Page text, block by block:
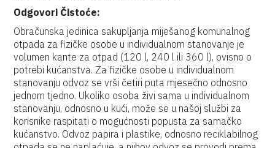
Odgovori Čistoće:
Obračunska jedinica sakupljanja miješanog komunalnog
otpada za fizičke osobe u individualnom stanovanje je
volumen kante za otpad (120 l, 240 l ili 360 l), ovisno o
potrebi kućanstva. Za fizičke osobe u individualnom
stanovanju odvoz se vrši četiri puta mjesečno odnosno
jednom tjedno. Ukoliko osoba živi sama u individualnom
stanovanju, odnosno u kući, može se u našoj službi za
korisnike raspitati o mogućnosti popusta za samačko
kućanstvo. Odvoz papira i plastike, odnosno reciklabilnog